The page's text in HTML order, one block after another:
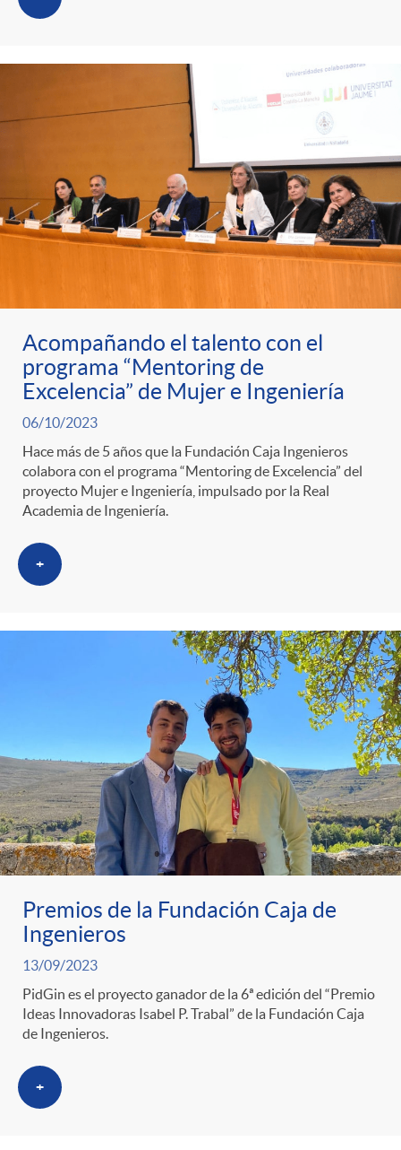
Acompañando el talento con el
programa “Mentoring de
Excelencia” de Mujer e Ingeniería
06/10/2023
Hace más de 5 años que la Fundación Caja Ingenieros
colabora con el programa “Mentoring de Excelencia” del
proyecto Mujer e Ingeniería, impulsado por la Real
Academia de Ingeniería.
+
Premios de la Fundación Caja de
Ingenieros
13/09/2023
PidGin es el proyecto ganador de la 6ª edición del “Premio
Ideas Innovadoras Isabel P. Trabal” de la Fundación Caja
de Ingenieros.
+